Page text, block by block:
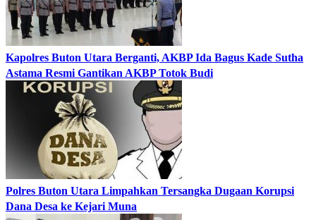
Kapolres Buton Utara Berganti, AKBP Ida Bagus Kade Sutha
Astama Resmi Gantikan AKBP Totok Budi
Polres Buton Utara Limpahkan Tersangka Dugaan Korupsi
Dana Desa ke Kejari Muna